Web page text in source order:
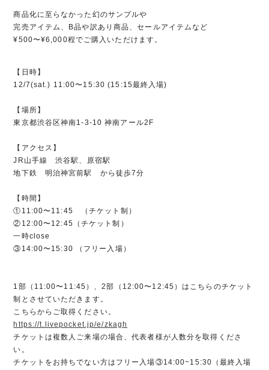
商品化に至らなかった幻のサンプルや
完売アイテム、B品や訳あり商品、セールアイテムなど
¥500〜¥6,000程でご購入いただけます。
【日時】
12/7(sat.) 11:00〜15:30 (15:15最終入場)
【場所】
東京都渋谷区神南1-3-10 神南アール2F
【アクセス】
JR山手線 渋谷駅、原宿駅
地下鉄 明治神宮前駅 から徒歩7分
【時間】
①11:00〜11:45 （チケット制）
②12:00〜12:45（チケット制）
一時close
③14:00〜15:30 （フリー入場）
1部（11:00〜11:45）、2部（12:00〜12:45）はこちらのチケット
制とさせていただきます。
こちらからご取得ください。
https://t.livepocket.jp/e/zkagh
チケットは複数人ご来場の場合、代表者様が人数分を取得くださ
い。
チケットをお持ちでない方はフリー入場③14:00~15:30（最終入場